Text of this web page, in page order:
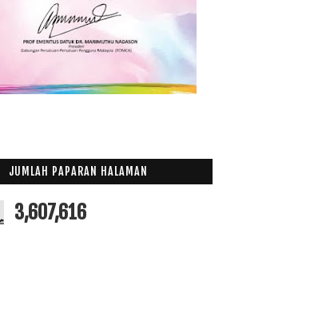
JUMLAH PAPARAN HALAMAN
3,607,616